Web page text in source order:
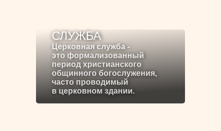
СЛУЖБА
Церковная служба -
это формализованный
период христианского
общинного богослужения,
часто проводимый
в церковном здании.